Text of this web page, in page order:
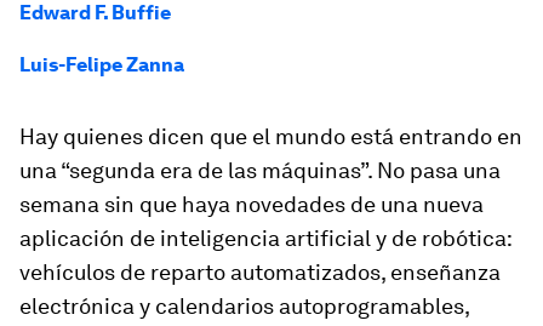
Edward F. Buffie
Luis-Felipe Zanna
Hay quienes dicen que el mundo está entrando en
una “segunda era de las máquinas”. No pasa una
semana sin que haya novedades de una nueva
aplicación de inteligencia artificial y de robótica:
vehículos de reparto automatizados, enseñanza
electrónica y calendarios autoprogramables,